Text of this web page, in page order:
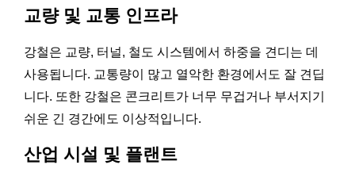
교량 및 교통 인프라
강철은 교량, 터널, 철도 시스템에서 하중을 견디는 데
사용됩니다. 교통량이 많고 열악한 환경에서도 잘 견딥
니다. 또한 강철은 콘크리트가 너무 무겁거나 부서지기
쉬운 긴 경간에도 이상적입니다.
산업 시설 및 플랜트